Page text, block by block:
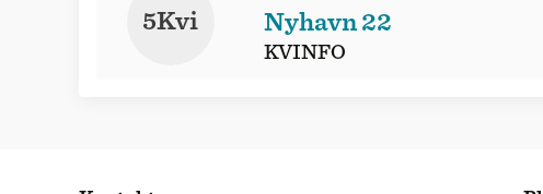
5Kvi Nyhavn 22
KVINFO